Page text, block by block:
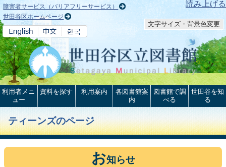
本文へ 読み上げる
障害者サービス（バリアフリーサービス）
世田谷区ホームページ
文字サイズ・背景色変更
利用者メニ
ュー
資料を探す 利用案内
各図書館案
内
図書館で調
べる
世田谷を知
る
ティーンズのページ
お知らせ